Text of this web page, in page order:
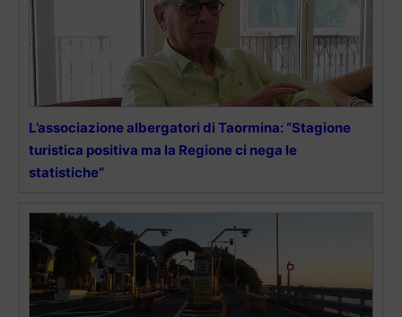
L’associazione albergatori di Taormina: “Stagione
turistica positiva ma la Regione ci nega le
statistiche”